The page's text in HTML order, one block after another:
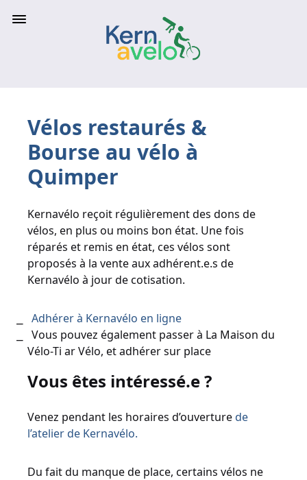
Vélos restaurés &
Bourse au vélo à
Quimper
Kernavélo reçoit régulièrement des dons de
vélos, en plus ou moins bon état. Une fois
réparés et remis en état, ces vélos sont
proposés à la vente aux adhérent.e.s de
Kernavélo à jour de cotisation.
Adhérer à Kernavélo en ligne
Vous pouvez également passer à La Maison du
Vélo-Ti ar Vélo, et adhérer sur place
Vous êtes intéressé.e ?
Venez pendant les horaires d’ouverturede
l’atelier de Kernavélo.
Du fait du manque de place, certains vélos ne